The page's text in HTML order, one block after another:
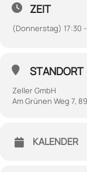
ZEIT
(Donnerstag) 17:30 -
STANDORT
Zeller GmbH
Am Grünen Weg 7,
KALENDER